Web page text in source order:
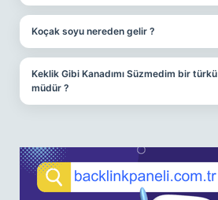
Koçak soyu nereden gelir ?
Keklik Gibi Kanadımı Süzmedim bir türkü
müdür ?